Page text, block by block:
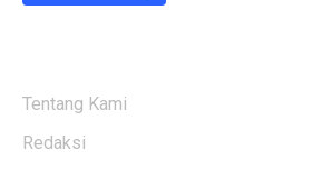
Tentang Kami
Redaksi